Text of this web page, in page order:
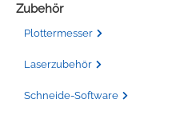
Zubehör
Plottermesser
Laserzubehör
Schneide-Software